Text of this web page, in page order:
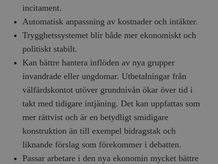
incitament.
Automatisk anpassning av kostnader och intäkter.
Trygghetssystemet blir både mer ekonomiskt och
politiskt stabilt.
Kan bättre hantera inflöden av nya grupper
invandrade eller ungdomar. Utbetalningar från
välfärdskontot utöver grundnivån ökar över tid i
takt med tidigare intjäning. Det kan uppfattas som
mer rättvist och är en betydligt smidigare
konstruktion än till exempel bidragstak och
liknande förslag som förekommer i debatten.
Passar arbetare i den nya ekonomin mycket bättre